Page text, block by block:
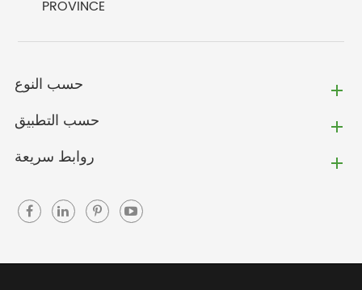
PROVINCE
حسب النوع
حسب التطبيق
روابط سريعة